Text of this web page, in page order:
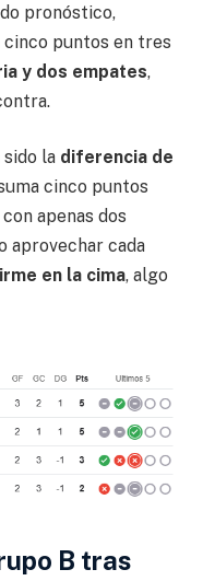
pronóstico,
cinco puntos en tres
y dos empates,
la diferencia de
cinco puntos
apenas dos
aprovechar cada
en la cima, algo
B tras